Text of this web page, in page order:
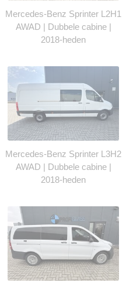
Mercedes-Benz Sprinter L2H1
AWAD | Dubbele cabine |
2018-heden
Mercedes-Benz Sprinter L3H2
AWAD | Dubbele cabine |
2018-heden